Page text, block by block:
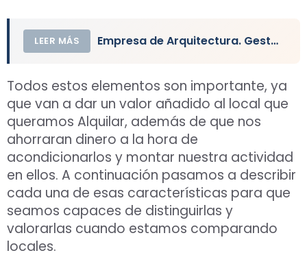
LEER MÁS Empresa de Arquitectura. Gestión de Obras y Proyectos
Todos estos elementos son importante, ya
que van a dar un valor añadido al local que
queramos Alquilar, además de que nos
ahorraran dinero a la hora de
acondicionarlos y montar nuestra actividad
en ellos. A continuación pasamos a describir
cada una de esas características para que
seamos capaces de distinguirlas y
valorarlas cuando estamos comparando
locales.